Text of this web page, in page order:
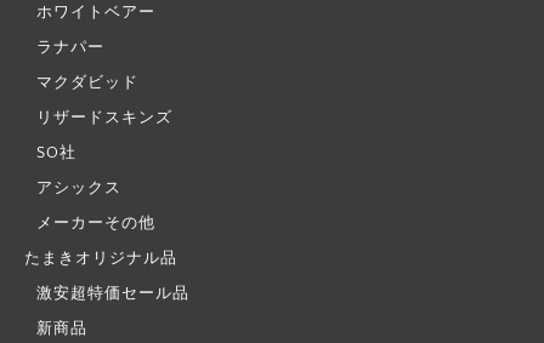
ホワイトベアー
ラナパー
マクダビッド
リザードスキンズ
SO社
アシックス
メーカーその他
たまきオリジナル品
激安超特価セール品
新商品